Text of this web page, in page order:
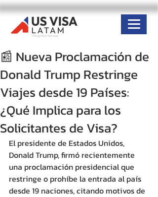
📰 Nueva Proclamación de
Donald Trump Restringe
Viajes desde 19 Países:
¿Qué Implica para los
Solicitantes de Visa?
El presidente de Estados Unidos,
Donald Trump, firmó recientemente
una proclamación presidencial que
restringe o prohíbe la entrada al país
desde 19 naciones, citando motivos de